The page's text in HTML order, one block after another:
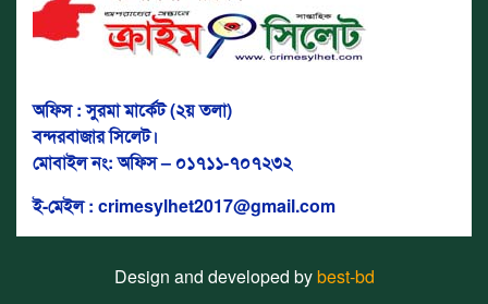
অফিস : সুরমা মার্কেট (২য় তলা)
বন্দরবাজার সিলেট।
মোবাইল নং: অফিস – ০১৭১১-৭০৭২৩২
ই-মেইল : crimesylhet2017@gmail.com
Design and developed bybest-bd